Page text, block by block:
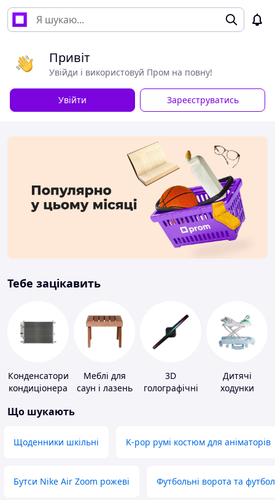
Привіт
Увійди і використовуй Пром на повну!
Увійти Зареєструватись
Тебе зацікавить
Конденсатори
кондиціонера
Меблі для
саун і лазень
3D
голографічні
Дитячі
ходунки
Що шукають
Щоденники шкільні K-pop румі костюм для аніматорів
Бутси Nike Air Zoom рожеві Футбольні ворота та